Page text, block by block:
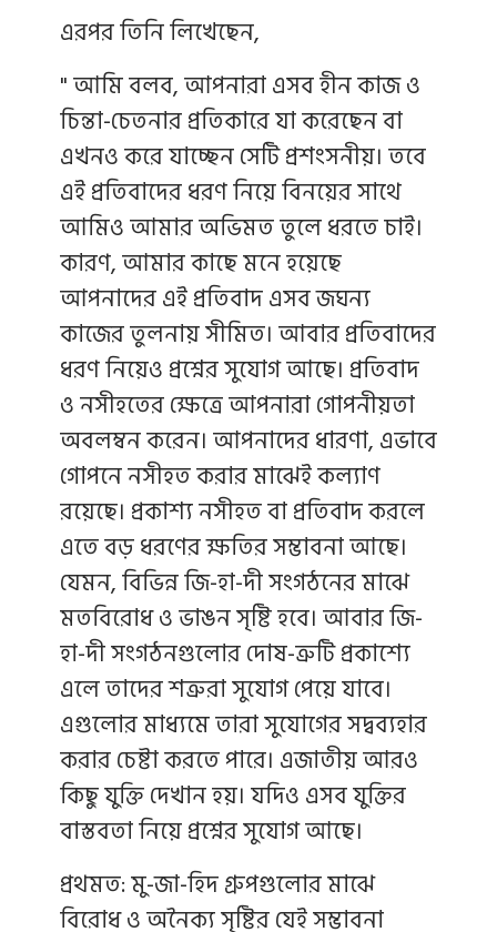
এরপর তিনি লিখেছেন,
" আমি বলব, আপনারা এসব হীন কাজ ও
চিন্তা-চেতনার প্রতিকারে যা করেছেন বা
এখনও করে যাচ্ছেন সেটি প্রশংসনীয়। তবে
এই প্রতিবাদের ধরণ নিয়ে বিনয়ের সাথে
আমিও আমার অভিমত তুলে ধরতে চাই।
কারণ, আমার কাছে মনে হয়েছে
আপনাদের এই প্রতিবাদ এসব জঘন্য
কাজের তুলনায় সীমিত। আবার প্রতিবাদের
ধরণ নিয়েও প্রশ্নের সুযোগ আছে। প্রতিবাদ
ও নসীহতের ক্ষেত্রে আপনারা গোপনীয়তা
অবলম্বন করেন। আপনাদের ধারণা, এভাবে
গোপনে নসীহত করার মাঝেই কল্যাণ
রয়েছে। প্রকাশ্য নসীহত বা প্রতিবাদ করলে
এতে বড় ধরণের ক্ষতির সম্ভাবনা আছে।
যেমন, বিভিন্ন জি-হা-দী সংগঠনের মাঝে
মতবিরোধ ও ভাঙন সৃষ্টি হবে। আবার জি-
হা-দী সংগঠনগুলোর দোষ-ত্রুটি প্রকাশ্যে
এলে তাদের শত্রুরা সুযোগ পেয়ে যাবে।
এগুলোর মাধ্যমে তারা সুযোগের সদ্বব্যহার
করার চেষ্টা করতে পারে। এজাতীয় আরও
কিছু যুক্তি দেখান হয়। যদিও এসব যুক্তির
বাস্তবতা নিয়ে প্রশ্নের সুযোগ আছে।
প্রথমত: মু-জা-হিদ গ্রুপগুলোর মাঝে
বিরোধ ও অনৈক্য সৃষ্টির যেই সম্ভাবনা